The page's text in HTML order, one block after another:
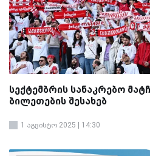
სექტემბრის სანაკრებო
ბილეთების შესახებ
1 აგვისტო 2025 | 14:30